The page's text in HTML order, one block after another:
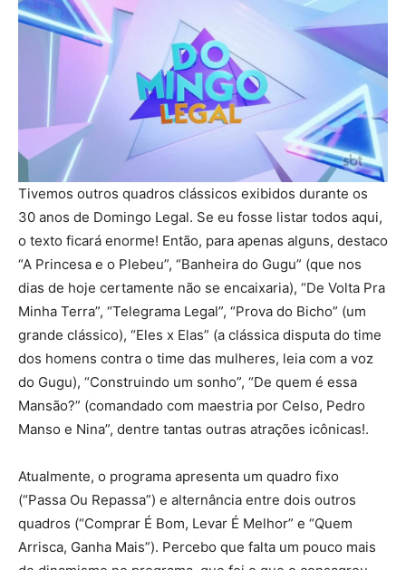
Tivemos outros quadros clássicos exibidos durante os
30 anos de Domingo Legal. Se eu fosse listar todos aqui,
o texto ficará enorme! Então, para apenas alguns, destaco
“A Princesa e o Plebeu”, “Banheira do Gugu” (que nos
dias de hoje certamente não se encaixaria), “De Volta Pra
Minha Terra”, “Telegrama Legal”, “Prova do Bicho” (um
grande clássico), “Eles x Elas” (a clássica disputa do time
dos homens contra o time das mulheres, leia com a voz
do Gugu), “Construindo um sonho”, “De quem é essa
Mansão?” (comandado com maestria por Celso, Pedro
Manso e Nina”, dentre tantas outras atrações icônicas!.
Atualmente, o programa apresenta um quadro fixo
(“Passa Ou Repassa”) e alternância entre dois outros
quadros (“Comprar É Bom, Levar É Melhor” e “Quem
Arrisca, Ganha Mais”). Percebo que falta um pouco mais